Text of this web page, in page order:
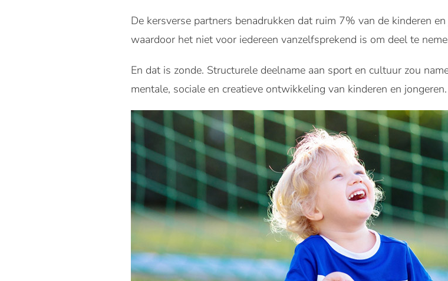
De kersverse partners benadrukken dat ruim 7% van de kinderen
waardoor het niet voor iedereen vanzelfsprekend is om deel te
En dat is zonde. Structurele deelname aan sport en cultuur zou
mentale, sociale en creatieve ontwikkeling van kinderen en jongeren.